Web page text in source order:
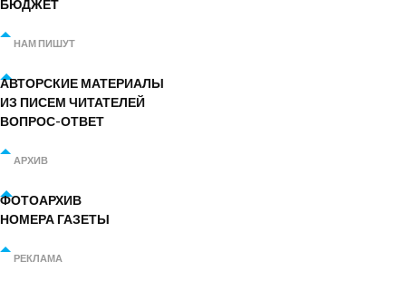
БЮДЖЕТ
НАМ ПИШУТ
АВТОРСКИЕ МАТЕРИАЛЫ
ИЗ ПИСЕМ ЧИТАТЕЛЕЙ
ВОПРОС-ОТВЕТ
АРХИВ
ФОТОАРХИВ
НОМЕРА ГАЗЕТЫ
РЕКЛАМА